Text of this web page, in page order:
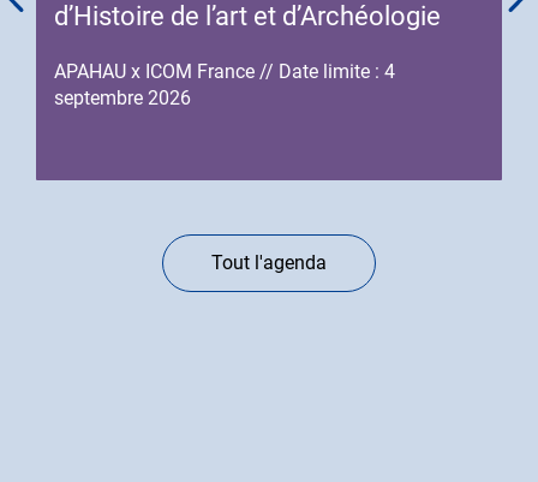
d’Histoire de l’art et d’Archéologie
APAHAU x ICOM France // Date limite : 4
septembre 2026
Tout l'agenda